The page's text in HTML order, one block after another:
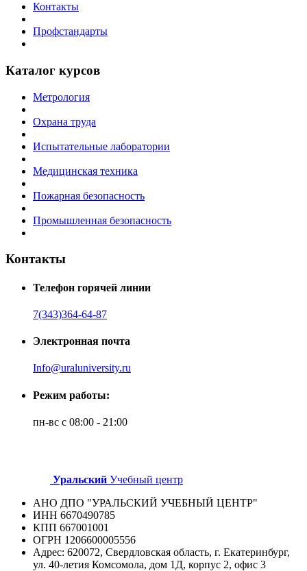
Контакты
Профстандарты
Каталог курсов
Метрология
Охрана труда
Испытательные лаборатории
Медицинская техника
Пожарная безопасность
Промышленная безопасность
Контакты
Телефон горячей линии
7(343)364-64-87
Электронная почта
Info@uraluniversity.ru
Режим работы:
пн-вс с 08:00 - 21:00
Уральский Учебный центр
АНО ДПО "УРАЛЬСКИЙ УЧЕБНЫЙ ЦЕНТР"
ИНН 6670490785
КПП 667001001
ОГРН 1206600005556
Адрес: 620072, Свердловская область, г. Екатеринбург,
ул. 40-летия Комсомола, дом 1Д, корпус 2, офис 3